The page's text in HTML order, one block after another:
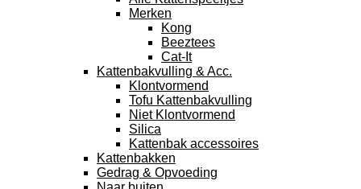
Merken
Kong
Beeztees
Cat-It
Kattenbakvulling & Acc.
Klontvormend
Tofu Kattenbakvulling
Niet Klontvormend
Silica
Kattenbak accessoires
Kattenbakken
Gedrag & Opvoeding